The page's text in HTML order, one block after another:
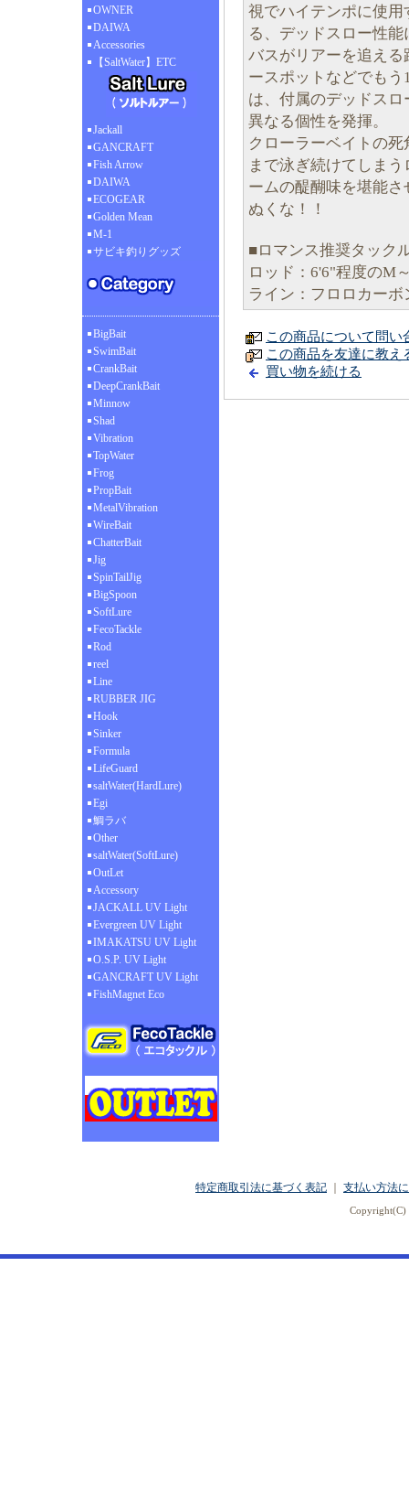
OWNER
DAIWA
Accessories
【SaltWater】ETC
Jackall
GANCRAFT
Fish Arrow
DAIWA
ECOGEAR
Golden Mean
M-1
サビキ釣りグッズ
BigBait
SwimBait
CrankBait
DeepCrankBait
Minnow
Shad
Vibration
TopWater
Frog
PropBait
MetalVibration
WireBait
ChatterBait
Jig
SpinTailJig
BigSpoon
SoftLure
FecoTackle
Rod
reel
Line
RUBBER JIG
Hook
Sinker
Formula
LifeGuard
saltWater(HardLure)
Egi
鯛ラバ
Other
saltWater(SoftLure)
OutLet
Accessory
JACKALL UV Light
Evergreen UV Light
IMAKATSU UV Light
O.S.P. UV Light
GANCRAFT UV Light
FishMagnet Eco
視でハイテンポに使
る、デッドスロー性能
バスがリアーを追え
ースポットなどでも
は、付属のデッドス
異なる個性を発揮。
クローラーベイトの
まで泳ぎ続けてしま
ームの醍醐味を堪能
ぬくな！！
■ロマンス推奨タック
ロッド：6'6"程度のM
ライン：フロロカー
この商品について問い
この商品を友達に教え
買い物を続ける
特定商取引法に基づく表記 支払い方法
Copyright(C)